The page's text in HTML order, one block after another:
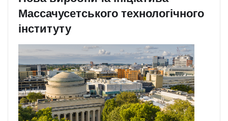
Массачусетського технологічного
інституту